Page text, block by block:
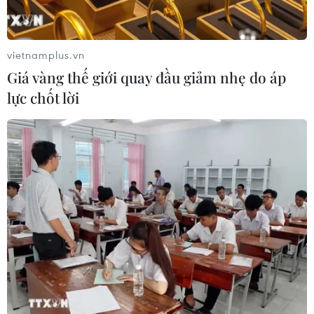
Quảng Trị ưu tiên đầu tư hoàn thiện
hệ thống xử lý nước thải cụm công
nghiệp
06/08/2026 03:03
Pháp mở các điểm tắm sông
phục vụ người dân trong mùa Hè
nắng nóng
06/08/2026 03:02
Thành phố Hồ Chí Minh triển khai 8
dự án trạm trung chuyển rác công
nghệ khép kín
06/08/2026 03:01
vietnamplus.vn
Giá vàng thế giới quay đầu giảm nhẹ do áp
lực chốt lời